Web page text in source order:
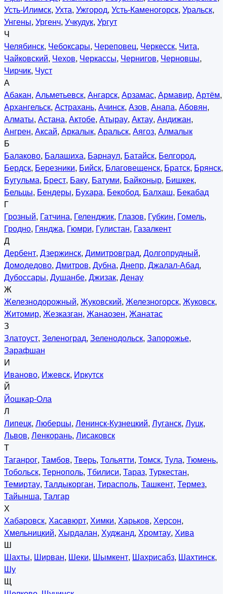
Усть-Илимск, Ухта, Ужгород, Усть-Каменогорск, Уральск,
Унгены, Ургенч, Учкудук, Ургут
Ч
Челябинск, Чебоксары, Череповец, Черкесск, Чита,
Чайковский, Чехов, Черкассы, Чернигов, Черновцы,
Чирчик, Чуст
А
Абакан, Альметьевск, Ангарск, Арзамас, Армавир, Артём,
Архангельск, Астрахань, Ачинск, Азов, Анапа, Абовян,
Алматы, Астана, Актобе, Атырау, Актау, Андижан,
Ангрен, Аксай, Аркалык, Аральск, Аягоз, Алмалык
Б
Балаково, Балашиха, Барнаул, Батайск, Белгород,
Бердск, Березники, Бийск, Благовещенск, Братск, Брянск,
Бугульма, Брест, Баку, Батуми, Байконыр, Бишкек,
Бельцы, Бендеры, Бухара, Бекобод, Балхаш, Бекабад
Г
Грозный, Гатчина, Геленджик, Глазов, Губкин, Гомель,
Гродно, Гянджа, Гюмри, Гулистан, Газалкент
Д
Дербент, Дзержинск, Димитровград, Долгопрудный,
Домодедово, Дмитров, Дубна, Днепр, Джалал-Абад,
Дубоссары, Душанбе, Джизак, Денау
Ж
Железнодорожный, Жуковский, Железногорск, Жуковск,
Житомир, Жезказган, Жанаозен, Жанатас
З
Златоуст, Зеленоград, Зеленодольск, Запорожье,
Зарафшан
И
Иваново, Ижевск, Иркутск
Й
Йошкар-Ола
Л
Липецк, Люберцы, Ленинск-Кузнецкий, Луганск, Луцк,
Львов, Ленкорань, Лисаковск
Т
Таганрог, Тамбов, Тверь, Тольятти, Томск, Тула, Тюмень,
Тобольск, Тернополь, Тбилиси, Тараз, Туркестан,
Темиртау, Талдыкорган, Тирасполь, Ташкент, Термез,
Тайынша, Талгар
Х
Хабаровск, Хасавюрт, Химки, Харьков, Херсон,
Хмельницкий, Хырдалан, Худжанд, Хромтау, Хива
Ш
Шахты, Ширван, Шеки, Шымкент, Шахрисабз, Шахтинск,
Шу
Щ